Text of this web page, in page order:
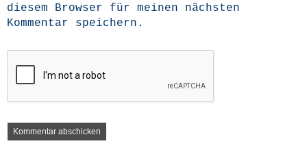
diesem Browser für meinen nächsten
Kommentar speichern.